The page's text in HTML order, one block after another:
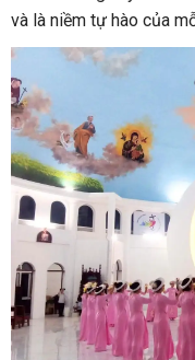
và là niềm tự hào của